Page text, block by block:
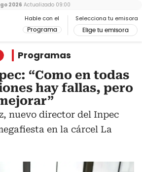
Hable con el
Programa
Selecciona tu emisora
Elige tu emisora
2026 Actualizado 09:00
Programas
“Como en todas
hay fallas, pero
nuevo director del Inpec
en la cárcel La